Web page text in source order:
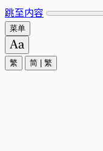
跳至内容
菜单
繁 简 繁